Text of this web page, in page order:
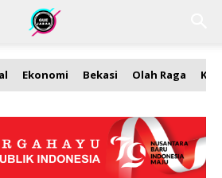
Ekonomi Bekasi Olah Raga